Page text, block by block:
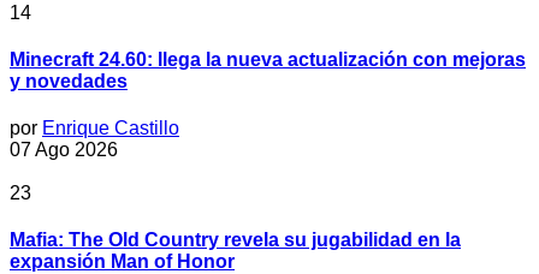
14
Minecraft 24.60: llega la nueva actualización con mejoras
y novedades
por Enrique Castillo
07 Ago 2026
23
Mafia: The Old Country revela su jugabilidad en la
expansión Man of Honor